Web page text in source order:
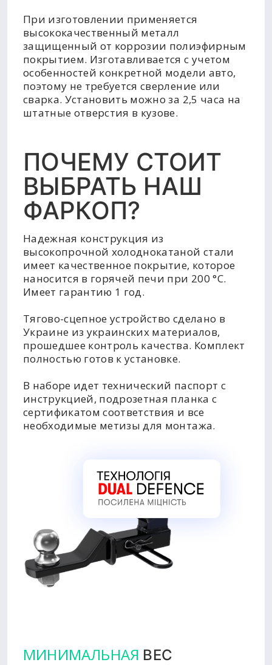
При изготовлении применяется
высококачественный металл
защищенный от коррозии полиэфирным
покрытием. Изготавливается с учетом
особенностей конкретной модели авто,
поэтому не требуется сверление или
сварка. Установить можно за 2,5 часа на
штатные отверстия в кузове.
ПОЧЕМУ СТОИТ
ВЫБРАТЬ НАШ
ФАРКОП?
Надежная конструкция из
высокопрочной холоднокатаной стали
имеет качественное покрытие, которое
наносится в горячей печи при 200 °C.
Имеет гарантию 1 год.
Тягово-сцепное устройство сделано в
Украине из украинских материалов,
прошедшее контроль качества. Комплект
полностью готов к установке.
В наборе идет технический паспорт с
инструкцией, подрозетная планка с
сертификатом соответствия и все
необходимые метизы для монтажа.
МИНИМАЛЬНАЯ ВЕС